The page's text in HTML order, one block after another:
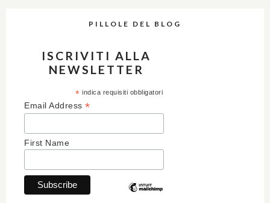
PILLOLE DEL BLOG
ISCRIVITI ALLA
NEWSLETTER
* indica requisiti obbligatori
Email Address *
First Name